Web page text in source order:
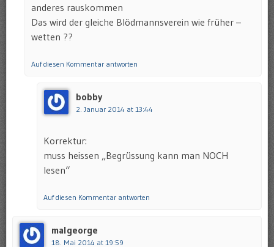
anderes rauskommen
Das wird der gleiche Blödmannsverein wie früher –
wetten ??
Auf diesen Kommentar antworten
bobby
2. Januar 2014 at 13:44
Korrektur:
muss heissen „Begrüssung kann man NOCH
lesen“
Auf diesen Kommentar antworten
malgeorge
18. Mai 2014 at 19:59